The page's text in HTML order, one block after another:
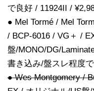
で良好 / 11924II /
● Mel Tormé / Mel
/ BCP-6016 / VG＋ /
盤/MONO/DG/
書き込み/盤スレ程度
● Wes Montgomery /